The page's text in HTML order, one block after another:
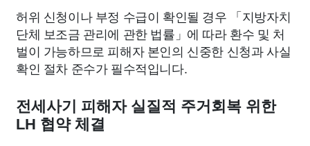
허위 신청이나 부정 수급이 확인될 경우 「지방자치
단체 보조금 관리에 관한 법률」에 따라 환수 및 처
벌이 가능하므로 피해자 본인의 신중한 신청과 사실
확인 절차 준수가 필수적입니다.
전세사기 피해자 실질적 주거회복 위한
LH 협약 체결